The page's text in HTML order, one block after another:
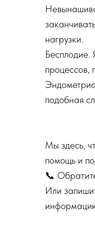
нагрузки.
Бесплодие.
процессов,
подобная
Мы здесь,
помощь и
📞
Или